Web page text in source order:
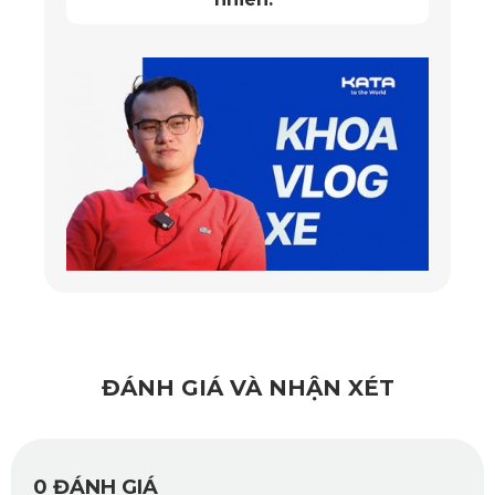
Khả năng kháng nước, kháng nấm mốc vượt
Thảm sàn ô tô 360 Volvo V60 có bề mặt chống thấm hoàn
toàn, không cho nước thấm qua. Điều này đặc biệt hữu ích
trong những ngày mưa hoặc khi xe di chuyển qua vùng
ĐÁNH GIÁ VÀ NHẬN XÉT
0 ĐÁNH GIÁ